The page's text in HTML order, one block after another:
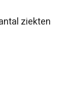
ziekten